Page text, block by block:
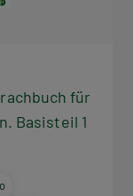
für
Basisteil 1